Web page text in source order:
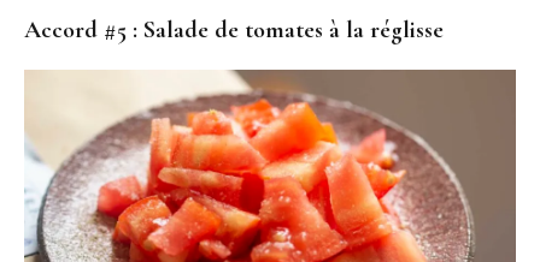
Accord #5 : Salade de tomates à la réglisse